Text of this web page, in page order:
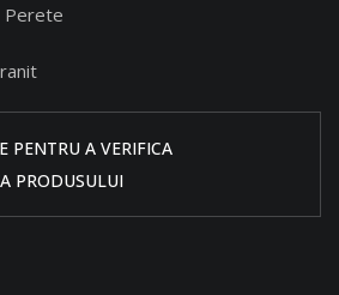
Perete
PENTRU A VERIFICA
PRODUSULUI